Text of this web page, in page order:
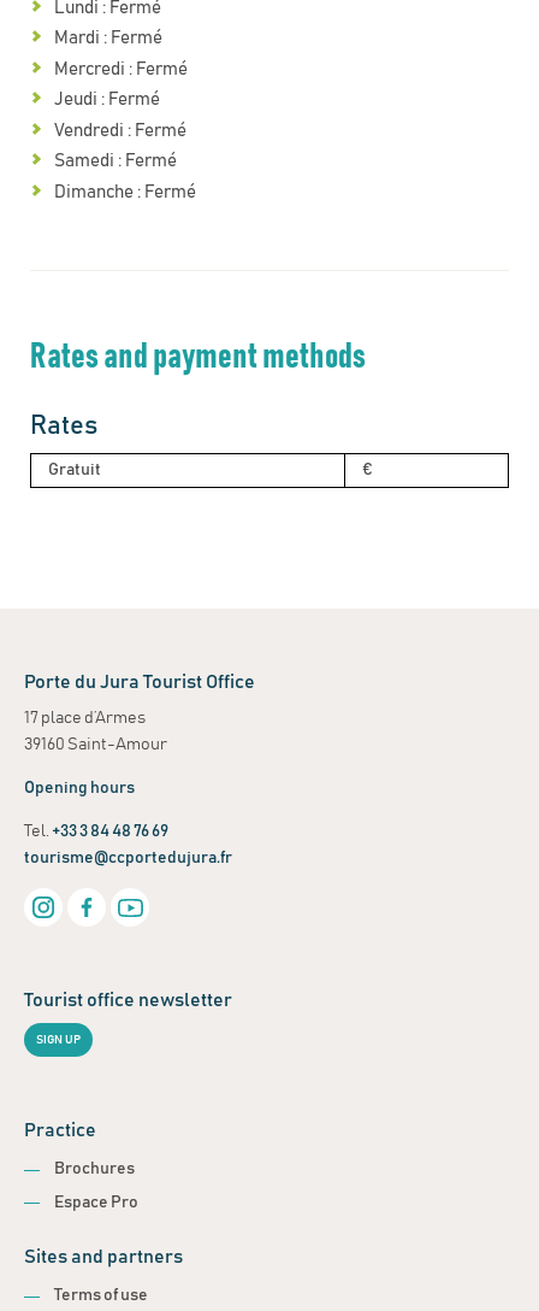
Lundi : Fermé
Mardi : Fermé
Mercredi : Fermé
Jeudi : Fermé
Vendredi : Fermé
Samedi : Fermé
Dimanche : Fermé
Rates and payment methods
Rates
Gratuit €
Porte du Jura Tourist Office
17 place d’Armes
39160 Saint-Amour
Opening hours
Tel. +33 3 84 48 76 69
tourisme@ccportedujura.fr
Tourist office newsletter
SIGN UP
Practice
Brochures
Espace Pro
Sites and partners
Terms of use